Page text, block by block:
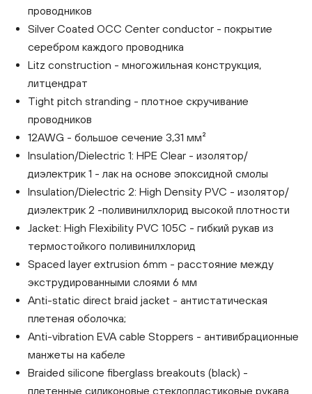
Zavfino Nova SPK 2.5 метра
проводников
Silver Coated OCC Center conductor - покрытие
серебром каждого проводника
Litz construction - многожильная конструкция,
литцендрат
Tight pitch stranding - плотное скручивание
проводников
12AWG - большое сечение 3,31 мм²
Insulation/Dielectric 1: HPE Clear - изолятор/
диэлектрик 1 - лак на основе эпоксидной смолы
Insulation/Dielectric 2: High Density PVC - изолятор/
диэлектрик 2 -поливинилхлорид высокой плотности
Jacket: High Flexibility PVC 105C - гибкий рукав из
термостойкого поливинилхлорид
Spaced layer extrusion 6mm - расстояние между
экструдированными слоями 6 мм
Anti-static direct braid jacket - антистатическая
плетеная оболочка;
Anti-vibration EVA cable Stoppers - антивибрационные
манжеты на кабеле
Braided silicone fiberglass breakouts (black) -
плетенные силиконовые стеклопластиковые рукава